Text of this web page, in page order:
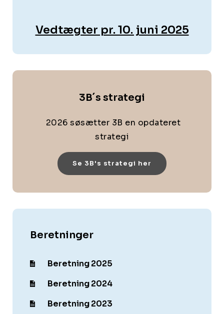
Vedtægter pr. 10. juni 2025
3B´s strategi
2026 søsætter 3B en opdateret
strategi
Se 3B's strategi her
Beretninger
Beretning 2025
Beretning 2024
Beretning 2023